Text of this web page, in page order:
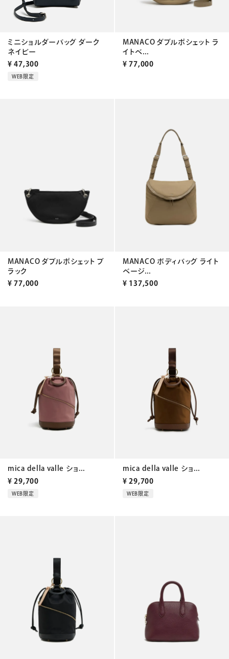
ミニショルダーバッグ ダーク
ネイビー
¥ 47,300
WEB限定
MANACO ダブルポシェット ラ
イトベ...
¥ 77,000
MANACO ダブルポシェット ブ
ラック
¥ 77,000
MANACO ボディバッグ ライト
ベージ...
¥ 137,500
mica della valle ショ...
¥ 29,700
WEB限定
mica della valle ショ...
¥ 29,700
WEB限定